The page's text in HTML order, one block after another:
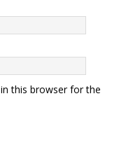
this browser for the